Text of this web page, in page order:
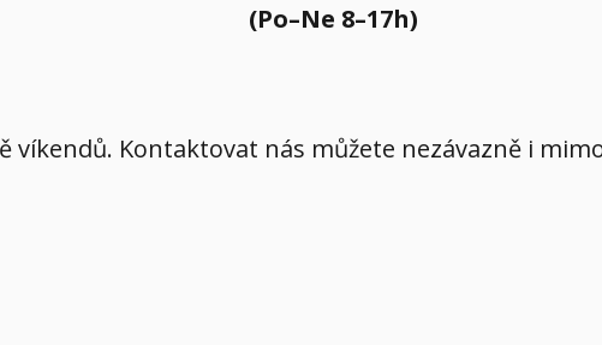
(Po–Ne 8–17h)
víkendů. Kontaktovat nás můžete nezávazně i